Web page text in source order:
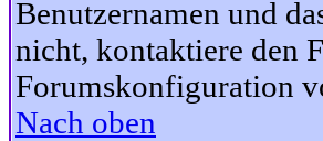
Benutzernamen und
nicht, kontaktiere den
Forumskonfiguration
Nach oben